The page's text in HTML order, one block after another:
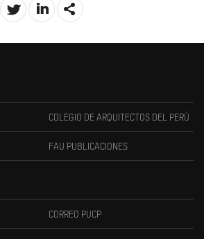
COLEGIO DE ARQUITECTOS DEL PERÚ
FAU PUBLICACIONES
CORREO PUCP